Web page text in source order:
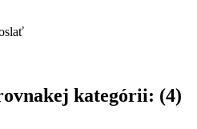
kategórii: (4)